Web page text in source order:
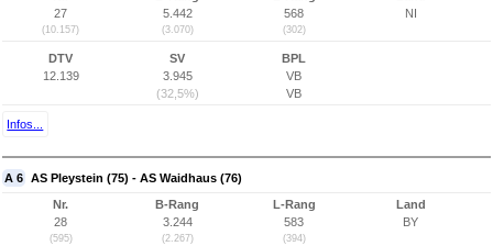
27
(10.157)
5.442
(3.070)
568
(302)
NI
DTV
12.139
SV
3.945
(32,5%)
BPL
VB
VB
Infos...
A 6 AS Pleystein (75) - AS Waidhaus (76)
Nr.
28
(595)
B-Rang
3.244
(2.267)
L-Rang
583
(394)
Land
BY